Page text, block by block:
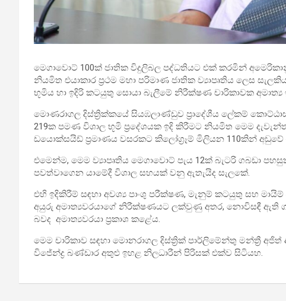
මෙගාවොට් 100ක් ජාතික විදුලිබල පද්ධතියට එක් කරමින්
නියමිත එයාකාර ප්‍රථම මහා පරිමාණ ජාතික ව්‍යාපෘතිය ලෙස
භූමිය හා ඉදිරි කටයුතු සොයා බැලීමේ නිරීක්ෂණ චාරිකාවක
මොණරාගල දිස්ත්‍රික්කයේ සියඹලාණ්ඩුව ප්‍රාදේශීය ලේකම්
219ක පමණ විශාල භූමි ප්‍රදේශයක ඉදි කිරීමට නියමිත මෙම
ඩයොක්සයිඩ් ප්‍රමාණය වසරකට කිලෝග්‍රෑම් මිලියන 110කින් අඩුවේ
එමෙන්ම, මෙම ව්‍යාපෘතිය මෙගාවොට් පැය 12ක් බැටරි ගබඩා
පවත්වාගෙන යාමේදී විශාල සහයක් වනු ඇතැයිද සැලකේ.
එහි ඉදිකිරීම් සඳහා අවශ්‍ය පාංශු පරීක්ෂණ, මැනුම් කටයුතු සහ
අයුරු අමාත්‍යවරයාගේ නිරීක්ෂණයට ලක්වුණු අතර, නොවිසඳී ඇති
බවද අමාත්‍යවරයා ප්‍රකාශ කළේය.
මෙම චාරිකාව සඳහා මොනරාගල දිස්ත්‍රික් පාර්ලිමේන්තු මන්ත්‍රී
විජේන්ද්‍ර බණ්ඩාර අතුළු ඉහළ නිලධාරීන් පිරිසක් එක්ව සිටියහ.